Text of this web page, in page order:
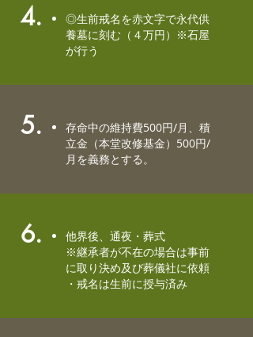
4.
◎生前戒名を赤文字で永代供
養墓に刻む（４万円）※石屋
が行う
5.
存命中の維持費500円/月、積
立金（本堂改修基金）500円/
月を義務とする。
6.
他界後、通夜・葬式
※継承者が不在の場合は事前
に取り決め及び葬儀社に依頼
・戒名は生前に授与済み